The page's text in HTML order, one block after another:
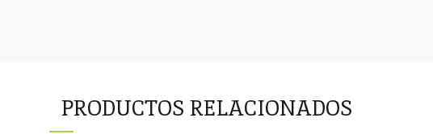
PRODUCTOS RELACIONADOS